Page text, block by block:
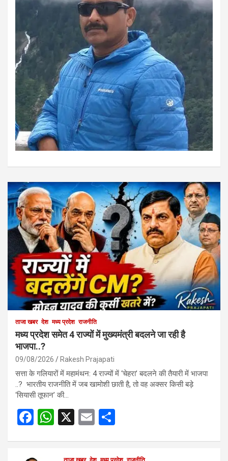
ताजा खबर देश मध्य प्रदेश राजनीति
मध्य प्रदेश समेत 4 राज्यों में मुख्यमंत्री बदलने जा रही है
भाजपा..?
09/08/2026 Rakesh Prajapati
सत्ता के गलियारों में महामंथन: 4 राज्यों में ‘चेहरा’ बदलने की तैयारी में भाजपा
..? भारतीय राजनीति में जब खामोशी छाती है, तो वह अक्सर किसी बड़े
‘सियासी तूफान’ की…
F
W X
E